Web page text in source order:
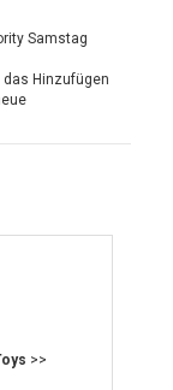
Samstag
Hinzufügen
>>